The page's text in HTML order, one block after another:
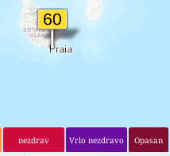
nezdrav Vrlo nezdravo Opasan